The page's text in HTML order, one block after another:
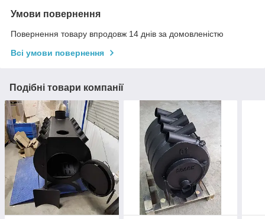
Умови повернення
Повернення товару впродовж 14 днів за домовленістю
Всі умови повернення
Подібні товари компанії